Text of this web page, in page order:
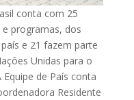
conta com 25
e programas, dos
e 21 fazem parte
Unidas para o
de País conta
Residente